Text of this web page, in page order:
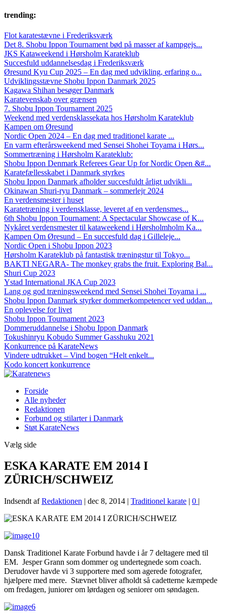
trending:
Flot karatestævne i Frederiksværk
Det 8. Shobu Ippon Tournament bød på masser af kampgejs...
JKS Kataweekend i Hørsholm Karateklub
Succesfuld uddannelsesdag i Frederiksværk
Øresund Kyu Cup 2025 – En dag med udvikling, erfaring o...
Udviklingsstævne Shobu Ippon Danmark 2025
Kagawa Shihan besøger Danmark
Karatevenskab over grænsen
7. Shobu Ippon Tournament 2025
Weekend med verdensklassekata hos Hørsholm Karateklub
Kampen om Øresund
Nordic Open 2024 – En dag med traditionel karate ...
En varm efterårsweekend med Sensei Shohei Toyama i Hørs...
Sommertræning i Hørsholm Karateklub:
Shobu Ippon Denmark Referees Gear Up for Nordic Open &#...
Karatefællesskabet i Danmark styrkes
Shobu Ippon Danmark afholder succesfuldt årligt udvikli...
Okinawan Shuri-ryu Danmark – sommerlejr 2024
En verdensmester i huset
Karatetræning i verdensklasse, leveret af en verdensmes...
6th Shobu Ippon Tournament: A Spectacular Showcase of K...
Nykåret verdensmester til kataweekend i Hørsholmholm Ka...
Kampen Om Øresund – En succesfuld dag i Gilleleje...
Nordic Open i Shobu Ippon 2023
Hørsholm Karateklub på fantastisk træningstur til Tokyo...
BAKTI NEGARA- The monkey grabs the fruit. Exploring Bal...
Shuri Cup 2023
Ystad International JKA Cup 2023
Lang og god træningsweekend med Sensei Shohei Toyama i ...
Shobu Ippon Danmark styrker dommerkompetencer ved uddan...
En oplevelse for livet
Shobu Ippon Tournament 2023
Dommeruddannelse i Shobu Ippon Danmark
Tokushinryu Kobudo Summer Gasshuku 2021
Konkurrence på KarateNews
Vindere udtrukket – Vind bogen “Helt enkelt...
Kodo koncert konkurrence
Forside
Alle nyheder
Redaktionen
Forbund og stilarter i Danmark
Støt KarateNews
Vælg side
ESKA KARATE EM 2014 I
ZÜRICH/SCHWEIZ
Indsendt afRedaktionen | dec 8, 2014 | Traditionel karate | 0 |
Dansk Traditionel Karate Forbund havde i år 7 deltagere med til
EM. Jesper Grann som dommer og undertegnede som coach.
Derudover havde vi 3 supportere med som agerede fotografer,
hjælpere med mere. Stævnet bliver afholdt så cadetterne kæmpede
om fredagen, juniorer om lørdagen og seniorer om søndagen.